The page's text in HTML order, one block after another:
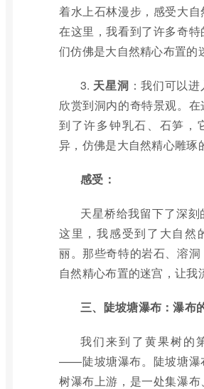
着水上石林漫步，感受大自
在这里，我看到了许多奇特
们仿佛是大自然精心布置的
3. 天星洞 ：我们可以进
欣赏到洞内的奇特景观。
到了许多钟乳石、石笋，
异，仿佛是大自然精心雕琢
感受：
天星桥给我留下了深刻
这里，我感受到了大自然
丽。那些奇特的岩石、溶
自然精心布置的迷宫，让我
三、陡坡塘瀑布：瀑布
我们来到了黄果树的
——陡坡塘瀑布。陡坡塘瀑
树瀑布上游，是一处集瀑